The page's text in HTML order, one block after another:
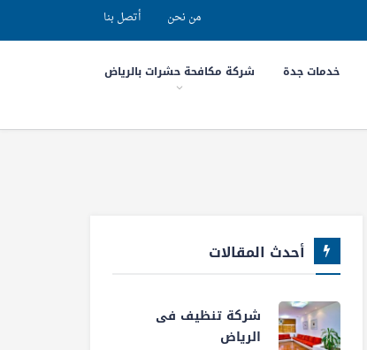
أتصل بنا من نحن
خدمات جدة شركة مكافحة حشرات بالرياض
أحدث المقالات
شركة تنظيف فى
الرياض